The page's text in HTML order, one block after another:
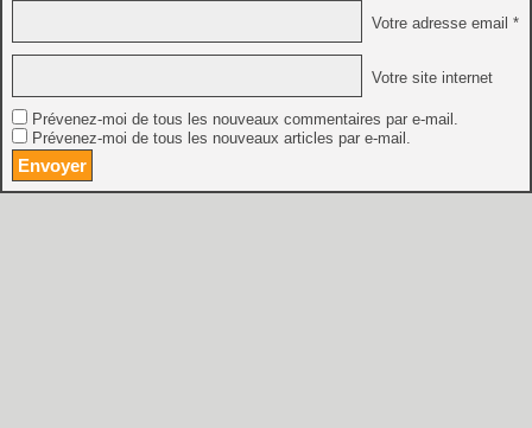
Votre adresse email *
Votre site internet
Prévenez-moi de tous les nouveaux commentaires par e-mail.
Prévenez-moi de tous les nouveaux articles par e-mail.